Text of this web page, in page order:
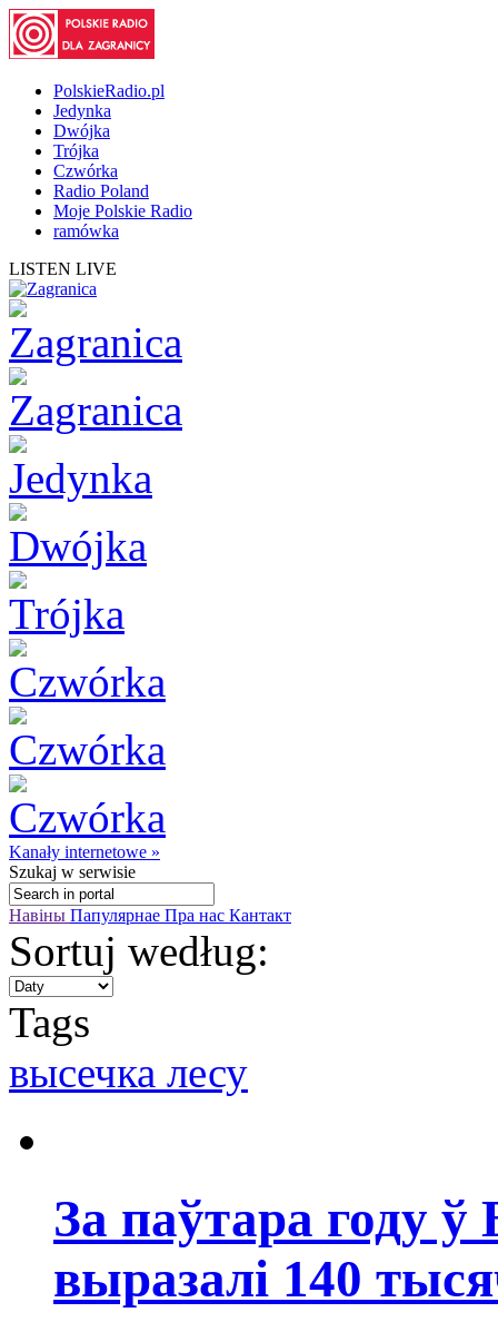
PolskieRadio.pl
Jedynka
Dwójka
Trójka
Czwórka
Radio Poland
Moje Polskie Radio
ramówka
LISTEN LIVE
Kanały internetowe »
Szukaj w serwisie
Навіны Папулярнае Пра нас Кантакт
Sortuj według:
Tags
высечка лесу
За паўтара году
выразалі 140